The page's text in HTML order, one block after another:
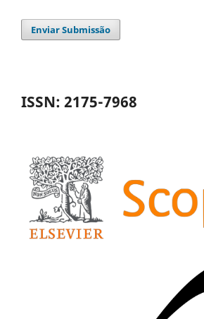
Enviar Submissão
ISSN: 2175-7968